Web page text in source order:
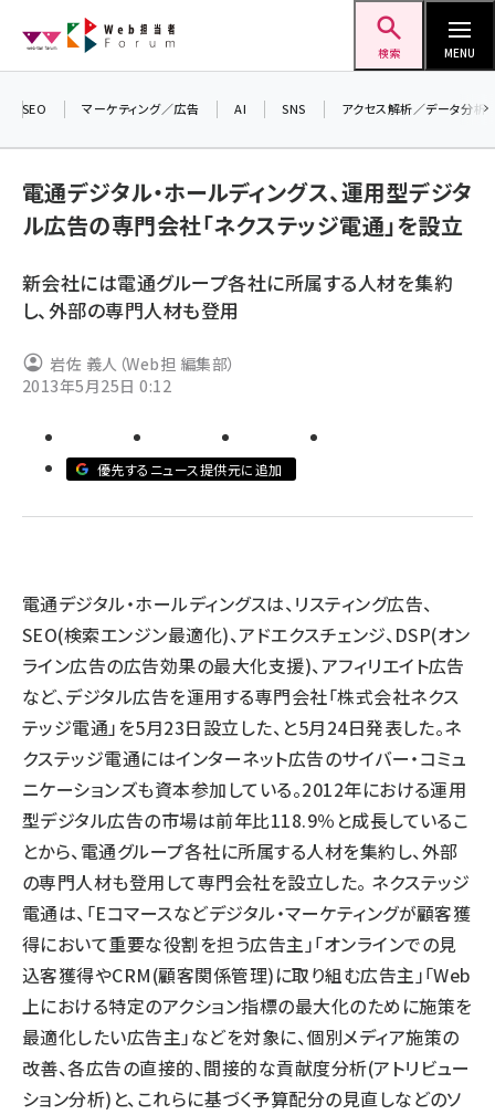
ン
検索 MENU
ai (2804)
note (2312)
z世代 (1622)
SEO マーケティング／広告 AI SNS アクセス解析／データ分析
電通デジタル・ホールディングス、運用型デジタ
ル広告の専門会社「ネクステッジ電通」を設立
新会社には電通グループ各社に所属する人材を集約
し、外部の専門人材も登用
岩佐 義人（Web担 編集部）
2013年5月25日 0:12
優先するニュース提供元に追加
電通デジタル・ホールディングスは、リスティング広告、
SEO(検索エンジン最適化)、アドエクスチェンジ、DSP(オン
ライン広告の広告効果の最大化支援)、アフィリエイト広告
など、デジタル広告を運用する専門会社「株式会社ネクス
テッジ電通」を5月23日設立した、と5月24日発表した。ネ
クステッジ電通にはインターネット広告のサイバー・コミュ
ニケーションズも資本参加している。2012年における運用
型デジタル広告の市場は前年比118.9％と成長しているこ
とから、電通グループ各社に所属する人材を集約し、外部
の専門人材も登用して専門会社を設立した。 ネクステッジ
電通は、「Eコマースなどデジタル・マーケティングが顧客獲
得において重要な役割を担う広告主」「オンラインでの見
込客獲得やCRM(顧客関係管理)に取り組む広告主」「Web
上における特定のアクション指標の最大化のために施策を
最適化したい広告主」などを対象に、個別メディア施策の
改善、各広告の直接的、間接的な貢献度分析(アトリビュー
ション分析)と、これらに基づく予算配分の見直しなどのソ
差